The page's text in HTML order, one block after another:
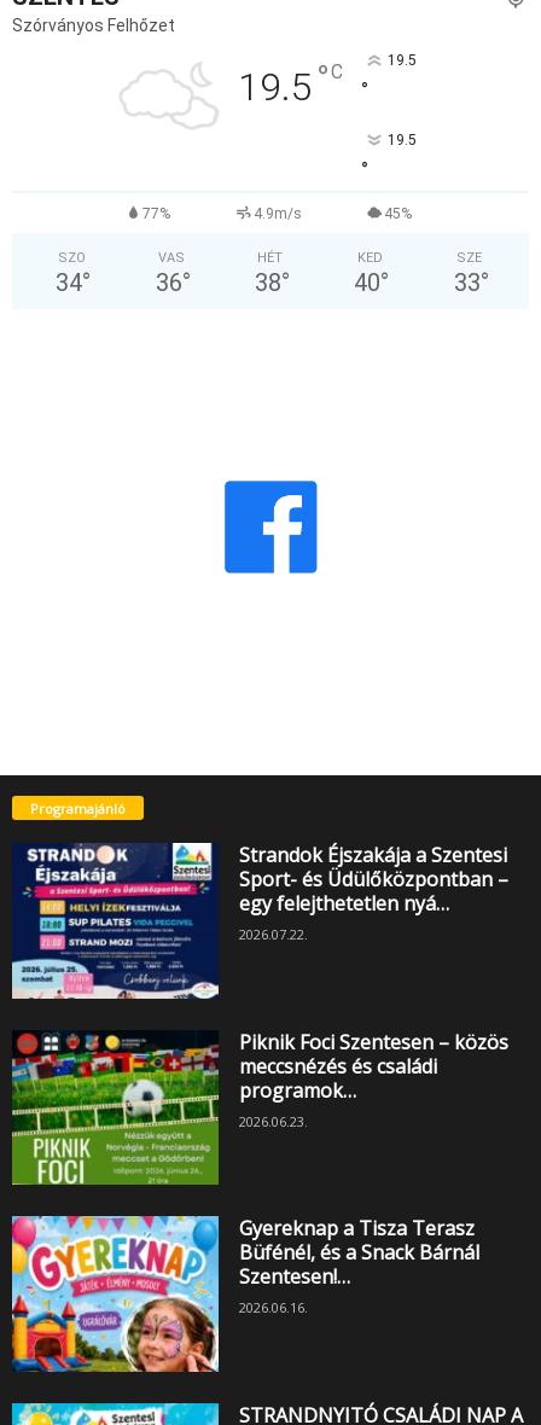
Szórványos Felhőzet
19.5 °C 19.5
°
19.5
°
77% 4.9m/s 45%
SZO
34°
VAS
36°
HÉT
38°
KED
40°
SZE
33°
Programajánló
Strandok Éjszakája a Szentesi
Sport- és Üdülőközpontban –
egy felejthetetlen nyá…
2026.07.22.
Piknik Foci Szentesen – közös
meccsnézés és családi
programok…
2026.06.23.
Gyereknap a Tisza Terasz
Büfénél, és a Snack Bárnál
Szentesen!…
2026.06.16.
STRANDNYITÓ CSALÁDI NAP A